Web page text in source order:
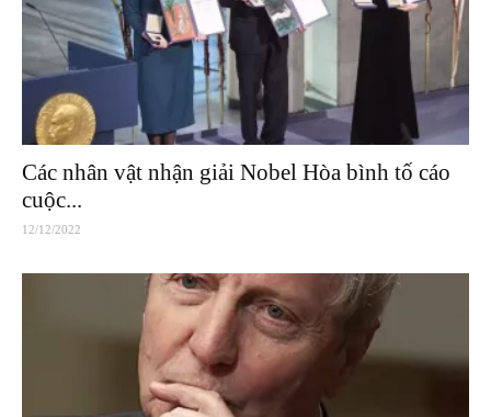
Các nhân vật nhận giải Nobel Hòa bình tố cáo
cuộc...
12/12/2022